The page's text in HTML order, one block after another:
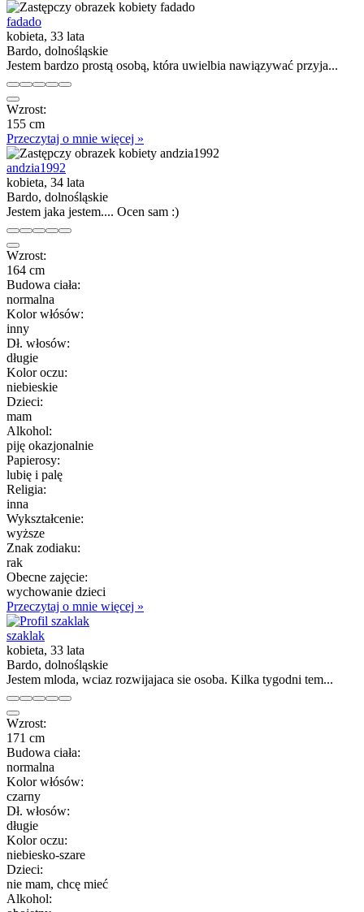
fadado
kobieta, 33 lata
Bardo, dolnośląskie
Jestem bardzo prostą osobą, która uwielbia nawiązywać przyja...
Wzrost:
155 cm
Przeczytaj o mnie więcej »
andzia1992
kobieta, 34 lata
Bardo, dolnośląskie
Jestem jaka jestem.... Ocen sam :)
Wzrost:
164 cm
Budowa ciała:
normalna
Kolor włósów:
inny
Dł. włosów:
długie
Kolor oczu:
niebieskie
Dzieci:
mam
Alkohol:
piję okazjonalnie
Papierosy:
lubię i palę
Religia:
inna
Wykształcenie:
wyższe
Znak zodiaku:
rak
Obecne zajęcie:
wychowanie dzieci
Przeczytaj o mnie więcej »
szaklak
kobieta, 33 lata
Bardo, dolnośląskie
Jestem mloda, wciaz rozwijajaca sie osoba. Kilka tygodni tem...
Wzrost:
171 cm
Budowa ciała:
normalna
Kolor włósów:
czarny
Dł. włosów:
długie
Kolor oczu:
niebiesko-szare
Dzieci:
nie mam, chcę mieć
Alkohol: